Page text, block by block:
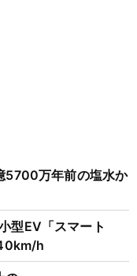
5700万年前の塩水か
型EV「スマート
h